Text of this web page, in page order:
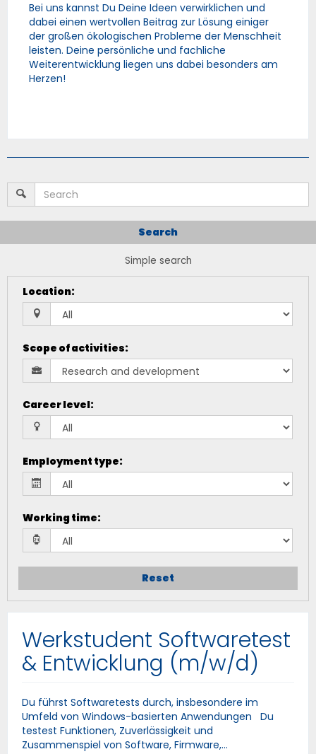
Bei uns kannst Du Deine Ideen verwirklichen und
dabei einen wertvollen Beitrag zur Lösung einiger
der großen ökologischen Probleme der Menschheit
leisten. Deine persönliche und fachliche
Weiterentwicklung liegen uns dabei besonders am
Herzen!
Search
Simple search
Location:
Scope of activities:
Career level:
Employment type:
Working time:
Reset
Werkstudent Softwaretest
& Entwicklung (m/w/d)
Du führst Softwaretests durch, insbesondere im
Umfeld von Windows-basierten Anwendungen Du
testest Funktionen, Zuverlässigkeit und
Zusammenspiel von Software, Firmware,...